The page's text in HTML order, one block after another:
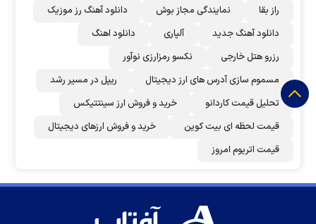
راز بقا
نمایندگی مجاز بوش
دانلود آهنگ رز‌ موزیک
دانلود آهنگ جدید
آلپاری
دانلود اهنگ
رزرو هتل خارجی
نکسو رمزارزی نوآور
مسموم سازی آدرس های ارز دیجیتال
ریپل در مسیر رشد
تحلیل قیمت کاردانو
خرید و فروش ارز سینتتیکس
قیمت لحظه ای بیت کوین
خرید و فروش ارزهای دیجیتال
قیمت اتریوم امروز